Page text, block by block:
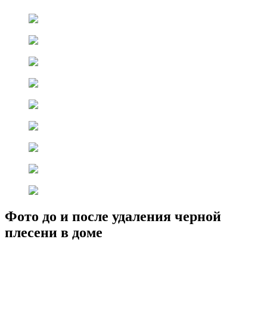
Фото до и после удаления черной
плесени в доме